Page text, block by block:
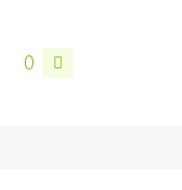
0